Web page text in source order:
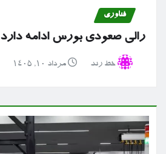
فناوری
رالی صعودی بورس ادامه دارد
خط رند مرداد ۱۰, ۱۴۰۵